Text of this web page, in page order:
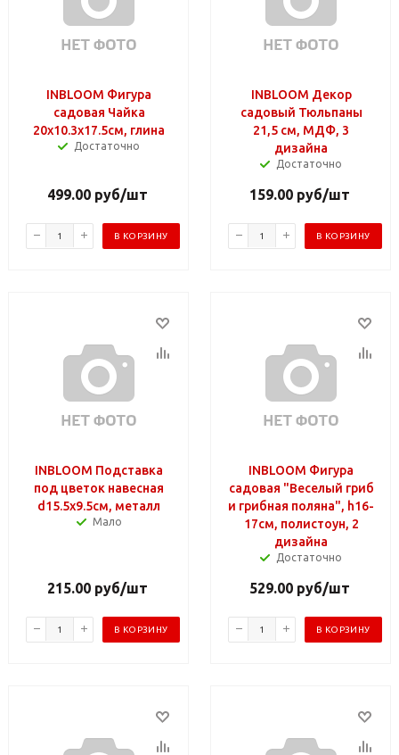
INBLOOM Фигура
садовая Чайка
20x10.3x17.5см, глина
Достаточно
499.00руб/шт
В КОРЗИНУ
INBLOOM Декор
садовый Тюльпаны
21,5 см, МДФ, 3
дизайна
Достаточно
159.00руб/шт
В КОРЗИНУ
INBLOOM Подставка
под цветок навесная
d15.5x9.5см, металл
Мало
215.00руб/шт
В КОРЗИНУ
INBLOOM Фигура
садовая "Веселый гриб
и грибная поляна", h16-
17см, полистоун, 2
дизайна
Достаточно
529.00руб/шт
В КОРЗИНУ